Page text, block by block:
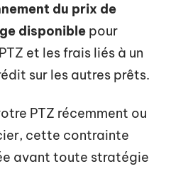
du prix de
disponible pour
et les frais liés à un
sur les autres prêts.
PTZ récemment ou
cette contrainte
avant toute stratégie